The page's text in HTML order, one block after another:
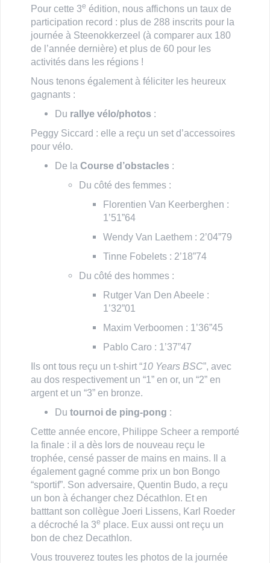
Pour cette 3e édition, nous affichons un taux de
participation record : plus de 288 inscrits pour la
journée à Steenokkerzeel (à comparer aux 180
de l’année dernière) et plus de 60 pour les
activités dans les régions !
Nous tenons également à féliciter les heureux
gagnants :
Du rallye vélo/photos :
Peggy Siccard : elle a reçu un set d’accessoires
pour vélo.
De la Course d’obstacles :
Du côté des femmes :
Florentien Van Keerberghen :
1’51”64
Wendy Van Laethem : 2’04”79
Tinne Fobelets : 2’18”74
Du côté des hommes :
Rutger Van Den Abeele :
1’32”01
Maxim Verboomen : 1’36”45
Pablo Caro : 1’37”47
Ils ont tous reçu un t-shirt “10 Years BSC”, avec
au dos respectivement un “1” en or, un “2” en
argent et un “3” en bronze.
Du tournoi de ping-pong :
Cettte année encore, Philippe Scheer a remporté
la finale : il a dès lors de nouveau reçu le
trophée, censé passer de mains en mains. Il a
également gagné comme prix un bon Bongo
“sportif”. Son adversaire, Quentin Budo, a reçu
un bon à échanger chez Décathlon. Et en
batttant son collègue Joeri Lissens, Karl Roeder
a décroché la 3e place. Eux aussi ont reçu un
bon de chez Decathlon.
Vous trouverez toutes les photos de la journée